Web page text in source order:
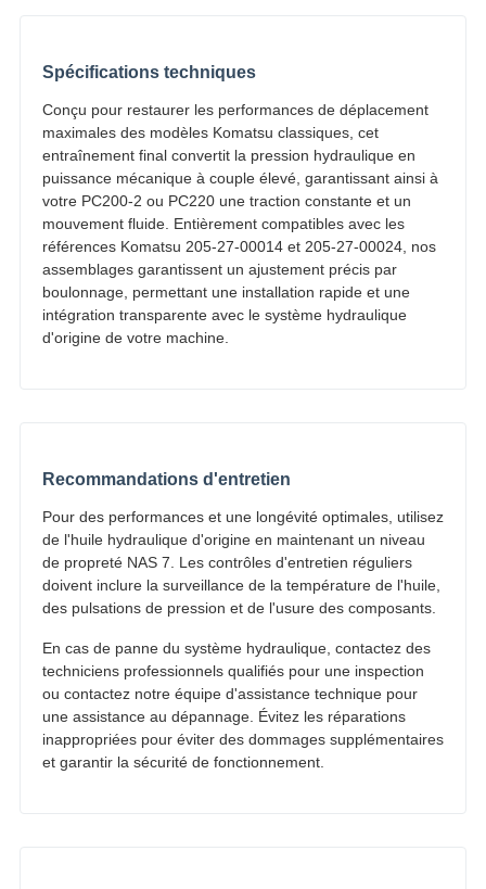
Spécifications techniques
Conçu pour restaurer les performances de déplacement
maximales des modèles Komatsu classiques, cet
entraînement final convertit la pression hydraulique en
puissance mécanique à couple élevé, garantissant ainsi à
votre PC200-2 ou PC220 une traction constante et un
mouvement fluide. Entièrement compatibles avec les
références Komatsu 205-27-00014 et 205-27-00024, nos
assemblages garantissent un ajustement précis par
boulonnage, permettant une installation rapide et une
intégration transparente avec le système hydraulique
d'origine de votre machine.
Recommandations d'entretien
Pour des performances et une longévité optimales, utilisez
de l'huile hydraulique d'origine en maintenant un niveau
de propreté NAS 7. Les contrôles d'entretien réguliers
doivent inclure la surveillance de la température de l'huile,
des pulsations de pression et de l'usure des composants.
En cas de panne du système hydraulique, contactez des
techniciens professionnels qualifiés pour une inspection
ou contactez notre équipe d'assistance technique pour
une assistance au dépannage. Évitez les réparations
inappropriées pour éviter des dommages supplémentaires
et garantir la sécurité de fonctionnement.